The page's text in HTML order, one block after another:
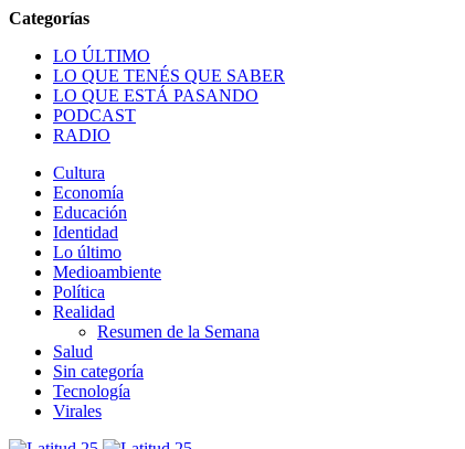
LO ÚLTIMO
LO QUE TENÉS QUE SABER
LO QUE ESTÁ PASANDO
PODCAST
RADIO
Cultura
Economía
Educación
Identidad
Lo último
Medioambiente
Política
Realidad
Resumen de la Semana
Salud
Sin categoría
Tecnología
Virales